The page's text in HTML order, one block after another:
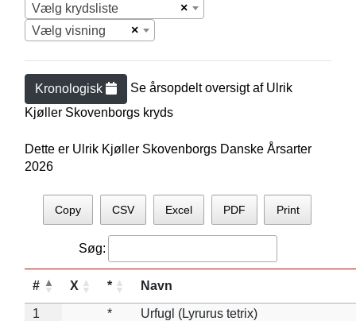
×
Vælg krydsliste
×
Vælg visning
Kronologisk Se årsopdelt oversigt af Ulrik
Kjøller Skovenborgs kryds
Dette er Ulrik Kjøller Skovenborgs Danske Årsarter
2026
Copy CSV Excel PDF Print
Søg:
# X * Navn
1 *
Urfugl (Lyrurus tetrix)